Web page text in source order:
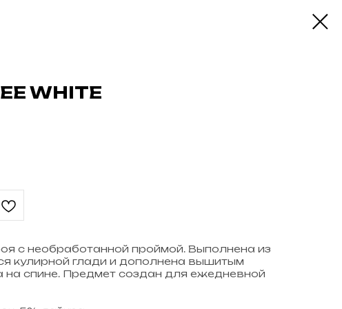
WHITE
с необработанной проймой. Выполнена из
кулирной глади и дополнена вышитым
на спине. Предмет создан для ежедневной